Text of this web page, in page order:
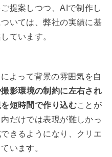
提案しつつ、AIで制作し
いては、弊社の実績に基
ています。
よって背景の雰囲気を自
影環境の制約に左右され
短時間で作り込むことが
だけでは表現が難しかっ
きるようになり、クリエ
います。